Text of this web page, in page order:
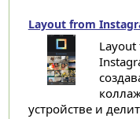
Layout from
устройстве и